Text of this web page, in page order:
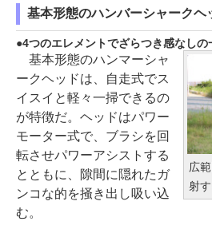
基本形態のハンバーシャークヘ
4つのエレメントでざらつき感なしの
広
射
基本形態のハンマーシャ
ークヘッドは、自走式でス
イスイと軽々一掃できるの
が特徴だ。ヘッドはパワー
モーター式で、ブラシを回
転させパワーアシストする
とともに、隙間に隠れたガ
ンコな的を掻き出し吸い込
む。